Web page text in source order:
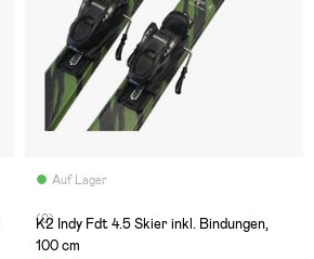
Auf Lager
(0)
K2 Indy Fdt 4.5 Skier inkl. Bindungen,
100 cm